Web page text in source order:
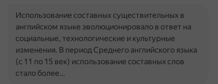
Использование составных существительных в
английском языке эволюционировало в ответ на
социальные, технологические и культурные
изменения. В период Среднего английского языка
(с 11 по 15 век) использование составных слов
стало более…